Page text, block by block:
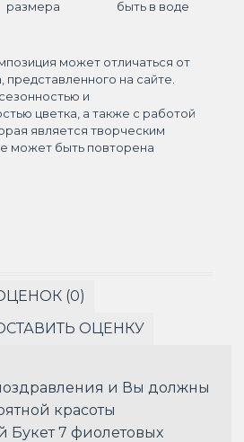
размера быть в воде
может отличаться от
на сайте.
и
цветка, а также с работой
является творческим
может быть повторена
(0)
ОЦЕНКУ
и Вы должны
красоты
Букет 7 фиолетовых